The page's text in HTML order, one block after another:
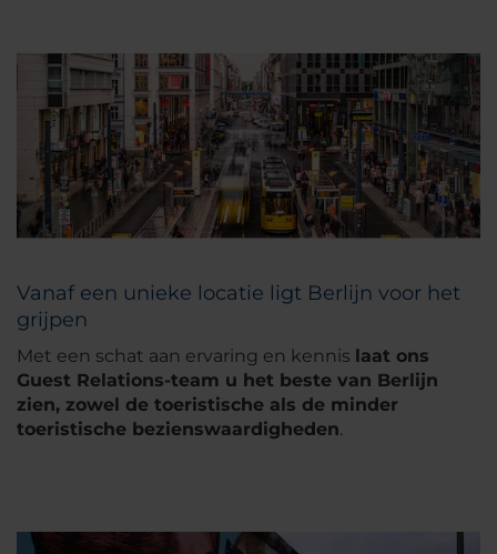
Vanaf een unieke locatie ligt Berlijn voor het
grijpen
Met een schat aan ervaring en kennis laat ons
Guest Relations-team u het beste van Berlijn
zien, zowel de toeristische als de minder
toeristische bezienswaardigheden.